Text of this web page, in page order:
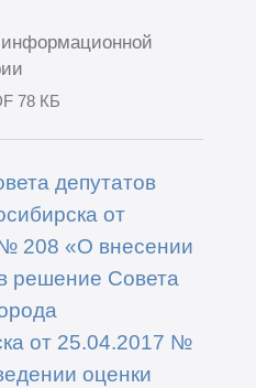
78 КБ
депутатов
от
208 «О внесении
решение Совета
от 25.04.2017 №
оценки